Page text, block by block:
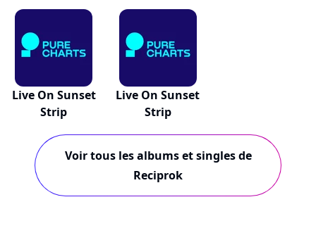
Live On Sunset
Strip
Live On Sunset
Strip
Voir tous les albums et singles de
Reciprok